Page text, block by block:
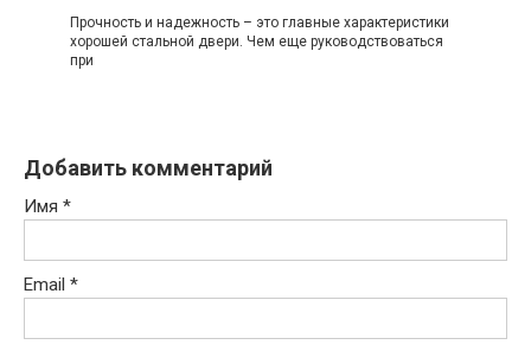
Прочность и надежность – это главные характеристики
хорошей стальной двери. Чем еще руководствоваться
при
Добавить комментарий
Имя *
Email *